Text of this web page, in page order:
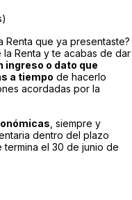
Renta que ya presentaste?
Renta y te acabas de dar
ingreso o dato que
a tiempo de hacerlo
acordadas por la
, siempre y
dentro del plazo
el 30 de junio de